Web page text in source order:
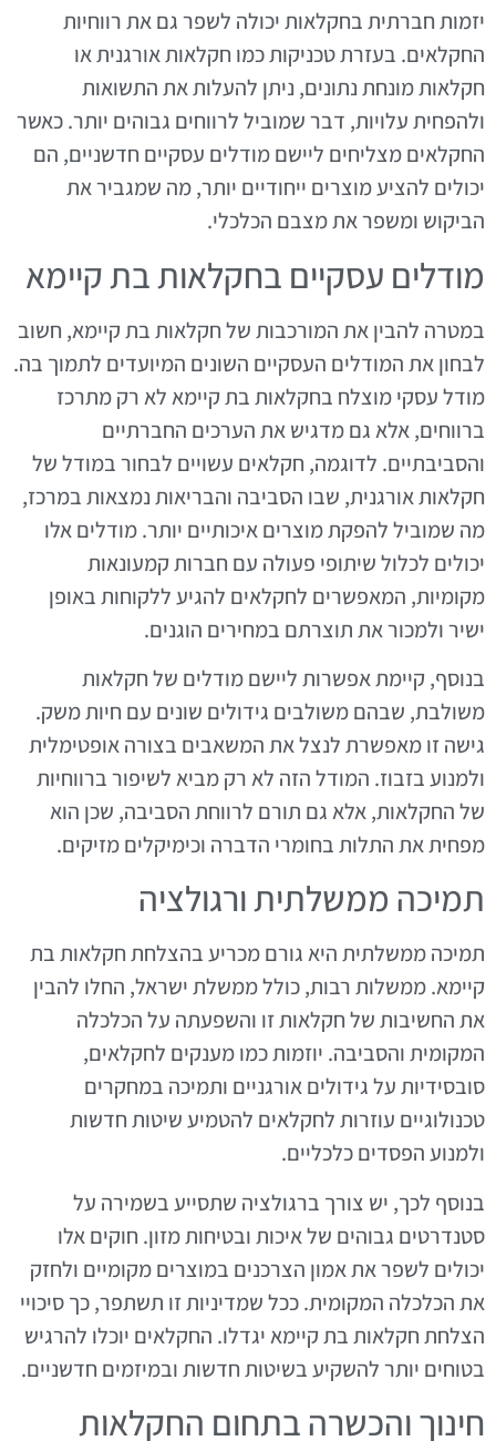
יזמות חברתית בחקלאות יכולה לשפר גם את רווחיות
החקלאים. בעזרת טכניקות כמו חקלאות אורגנית או
חקלאות מונחת נתונים, ניתן להעלות את התשואות
ולהפחית עלויות, דבר שמוביל לרווחים גבוהים יותר. כאשר
החקלאים מצליחים ליישם מודלים עסקיים חדשניים, הם
יכולים להציע מוצרים ייחודיים יותר, מה שמגביר את
הביקוש ומשפר את מצבם הכלכלי.
מודלים עסקיים בחקלאות בת קיימא
במטרה להבין את המורכבות של חקלאות בת קיימא, חשוב
לבחון את המודלים העסקיים השונים המיועדים לתמוך בה.
מודל עסקי מוצלח בחקלאות בת קיימא לא רק מתרכז
ברווחים, אלא גם מדגיש את הערכים החברתיים
והסביבתיים. לדוגמה, חקלאים עשויים לבחור במודל של
חקלאות אורגנית, שבו הסביבה והבריאות נמצאות במרכז,
מה שמוביל להפקת מוצרים איכותיים יותר. מודלים אלו
יכולים לכלול שיתופי פעולה עם חברות קמעונאות
מקומיות, המאפשרים לחקלאים להגיע ללקוחות באופן
ישיר ולמכור את תוצרתם במחירים הוגנים.
בנוסף, קיימת אפשרות ליישם מודלים של חקלאות
משולבת, שבהם משולבים גידולים שונים עם חיות משק.
גישה זו מאפשרת לנצל את המשאבים בצורה אופטימלית
ולמנוע בזבוז. המודל הזה לא רק מביא לשיפור ברווחיות
של החקלאות, אלא גם תורם לרווחת הסביבה, שכן הוא
מפחית את התלות בחומרי הדברה וכימיקלים מזיקים.
תמיכה ממשלתית ורגולציה
תמיכה ממשלתית היא גורם מכריע בהצלחת חקלאות בת
קיימא. ממשלות רבות, כולל ממשלת ישראל, החלו להבין
את החשיבות של חקלאות זו והשפעתה על הכלכלה
המקומית והסביבה. יוזמות כמו מענקים לחקלאים,
סובסידיות על גידולים אורגניים ותמיכה במחקרים
טכנולוגיים עוזרות לחקלאים להטמיע שיטות חדשות
ולמנוע הפסדים כלכליים.
בנוסף לכך, יש צורך ברגולציה שתסייע בשמירה על
סטנדרטים גבוהים של איכות ובטיחות מזון. חוקים אלו
יכולים לשפר את אמון הצרכנים במוצרים מקומיים ולחזק
את הכלכלה המקומית. ככל שמדיניות זו תשתפר, כך סיכויי
הצלחת חקלאות בת קיימא יגדלו. החקלאים יוכלו להרגיש
בטוחים יותר להשקיע בשיטות חדשות ובמיזמים חדשניים.
חינוך והכשרה בתחום החקלאות